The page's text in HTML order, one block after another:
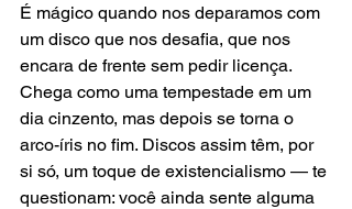
É mágico quando nos deparamos com
um disco que nos desafia, que nos
encara de frente sem pedir licença.
Chega como uma tempestade em um
dia cinzento, mas depois se torna o
arco-íris no fim. Discos assim têm, por
si só, um toque de existencialismo — te
questionam: você ainda sente alguma